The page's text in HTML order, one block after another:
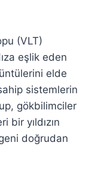
(VLT)
eşlik eden
elde
sistemlerin
gökbilimciler
bir yıldızın
doğrudan